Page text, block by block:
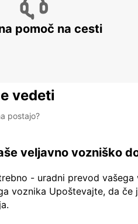
pomoč na cesti
vedeti
postajo?
veljavno vozniško
- uradni prevod
voznika Upoštevajte, da